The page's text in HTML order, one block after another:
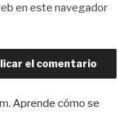
en este navegador
Aprende cómo se